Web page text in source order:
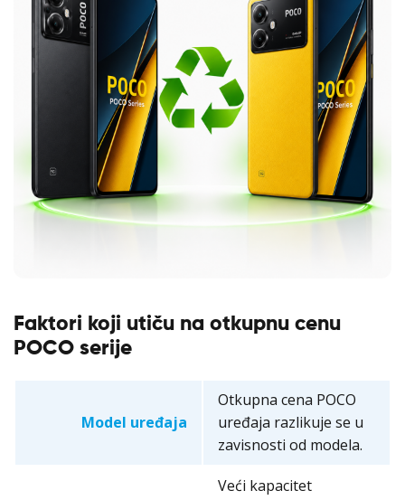
Faktori koji utiču na otkupnu cenu
POCO serije
Model uređaja
Otkupna cena POCO
uređaja razlikuje se u
zavisnosti od modela.
Veći kapacitet